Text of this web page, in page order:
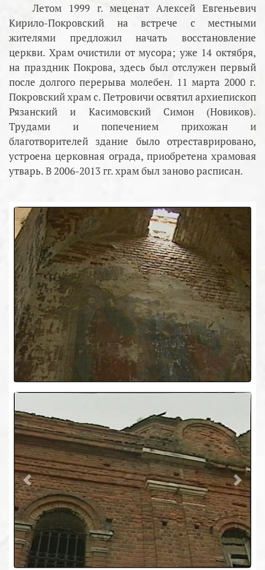
Летом 1999 г. меценат Алексей Евгеньевич
Кирило-Покровский на встрече с местными
жителями предложил начать восстановление
церкви. Храм очистили от мусора; уже 14 октября,
на праздник Покрова, здесь был отслужен первый
после долгого перерыва молебен. 11 марта 2000 г.
Покровский храм с. Петровичи освятил архиепископ
Рязанский и Касимовский Симон (Новиков).
Трудами и попечением прихожан и
благотворителей здание было отреставрировано,
устроена церковная ограда, приобретена храмовая
утварь. В 2006-2013 гг. храм был заново расписан.
Previous Next